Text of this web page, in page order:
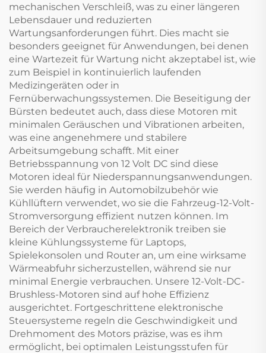
mechanischen Verschleiß, was zu einer längeren
Lebensdauer und reduzierten
Wartungsanforderungen führt. Dies macht sie
besonders geeignet für Anwendungen, bei denen
eine Wartezeit für Wartung nicht akzeptabel ist, wie
zum Beispiel in kontinuierlich laufenden
Medizingeräten oder in
Fernüberwachungssystemen. Die Beseitigung der
Bürsten bedeutet auch, dass diese Motoren mit
minimalen Geräuschen und Vibrationen arbeiten,
was eine angenehmere und stabilere
Arbeitsumgebung schafft. Mit einer
Betriebsspannung von 12 Volt DC sind diese
Motoren ideal für Niederspannungsanwendungen.
Sie werden häufig in Automobilzubehör wie
Kühllüftern verwendet, wo sie die Fahrzeug-12-Volt-
Stromversorgung effizient nutzen können. Im
Bereich der Verbraucherelektronik treiben sie
kleine Kühlungssysteme für Laptops,
Spielekonsolen und Router an, um eine wirksame
Wärmeabfuhr sicherzustellen, während sie nur
minimal Energie verbrauchen. Unsere 12-Volt-DC-
Brushless-Motoren sind auf hohe Effizienz
ausgerichtet. Fortgeschrittene elektronische
Steuersysteme regeln die Geschwindigkeit und
Drehmoment des Motors präzise, was es ihm
ermöglicht, bei optimalen Leistungsstufen für